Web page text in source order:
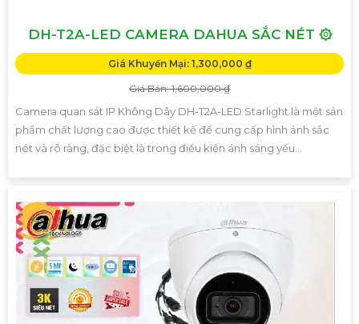
DH-T2A-LED CAMERA DAHUA SẮC NÉT ۞
Giá Khuyến Mại: 1,300,000 ₫
Giá Bán: 1,600,000 ₫
Camera quan sát IP Không Dây DH-T2A-LED Starlight là một sản
phẩm chất lượng cao được thiết kế để cung cấp hình ảnh sắc
nét và rõ ràng, đặc biệt là trong điều kiện ánh sáng yếu...